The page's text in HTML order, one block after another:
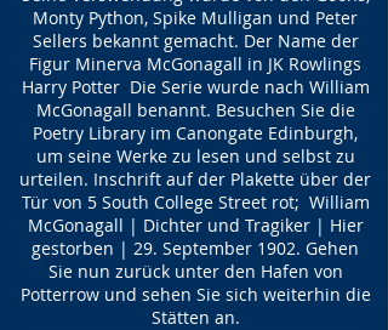
Monty Python, Spike Mulligan und Peter
Sellers bekannt gemacht. Der Name der
Figur Minerva McGonagall in JK Rowlings
Harry Potter Die Serie wurde nach William
McGonagall benannt. Besuchen Sie die
Poetry Library im Canongate Edinburgh,
um seine Werke zu lesen und selbst zu
urteilen. Inschrift auf der Plakette über der
Tür von 5 South College Street rot; William
McGonagall | Dichter und Tragiker | Hier
gestorben | 29. September 1902. Gehen
Sie nun zurück unter den Hafen von
Potterrow und sehen Sie sich weiterhin die
Stätten an.